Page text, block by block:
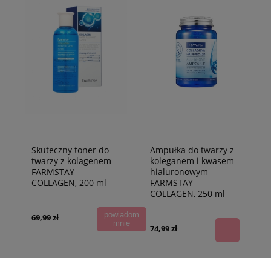
Skuteczny toner do
twarzy z kolagenem
FARMSTAY
COLLAGEN, 200 ml
69,99 zł
powiadom
mnie
Ampułka do twarzy z
koleganem i kwasem
hialuronowym
FARMSTAY
COLLAGEN, 250 ml
74,99 zł